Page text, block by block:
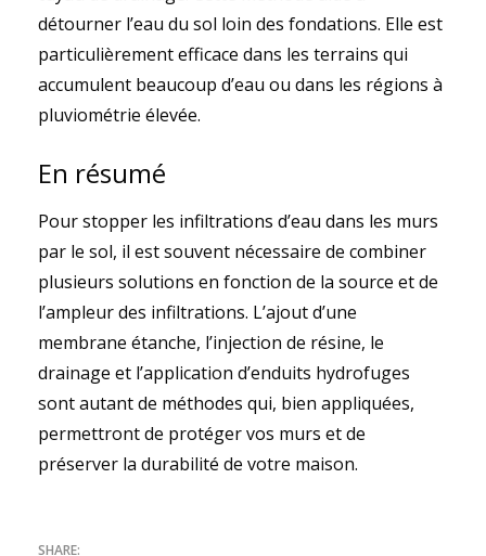
détourner l’eau du sol loin des fondations. Elle est
particulièrement efficace dans les terrains qui
accumulent beaucoup d’eau ou dans les régions à
pluviométrie élevée.
En résumé
Pour stopper les infiltrations d’eau dans les murs
par le sol, il est souvent nécessaire de combiner
plusieurs solutions en fonction de la source et de
l’ampleur des infiltrations. L’ajout d’une
membrane étanche, l’injection de résine, le
drainage et l’application d’enduits hydrofuges
sont autant de méthodes qui, bien appliquées,
permettront de protéger vos murs et de
préserver la durabilité de votre maison.